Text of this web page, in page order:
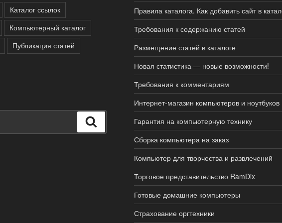
Каталог ссылок
Компьютерный каталог
Публикация статей
Правила каталога. Как добавить сайт в
Требования к содержанию статей
Размещение статей в каталоге
Новая статистика — новые возможности!
Требования к комментариям
Интернет-магазин компьютеров и ноутбуков
Гарантия на компьютерную технику
Сборка компьютера на заказ
Компьютер для творчества и развлечений
Торговое представительство RamDix
Готовые домашние компьютеры
Страхование оргтехники